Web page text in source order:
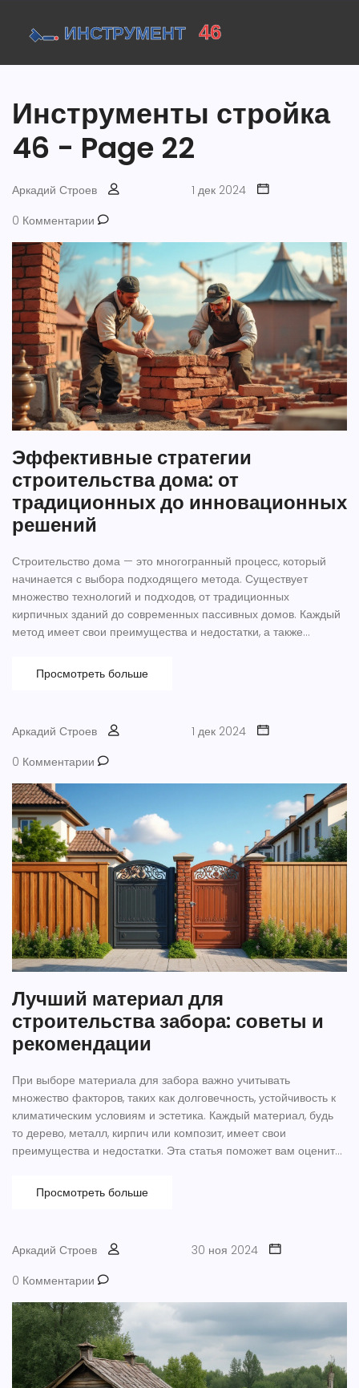
Инструменты стройка
46 - Page 22
Аркадий Строев
1 дек 2024
0 Комментарии
Эффективные стратегии
строительства дома: от
традиционных до инновационных
решений
Строительство дома — это многогранный процесс, который
начинается с выбора подходящего метода. Существует
множество технологий и подходов, от традиционных
кирпичных зданий до современных пассивных домов. Каждый
метод имеет свои преимущества и недостатки, а также
комфорт. Понимание преимуществ различных методов
поможет вам сделать обоснованный выбор и реализовать
Просмотреть больше
Аркадий Строев
1 дек 2024
0 Комментарии
Лучший материал для
строительства забора: советы и
рекомендации
При выборе материала для забора важно учитывать
множество факторов, таких как долговечность, устойчивость к
климатическим условиям и эстетика. Каждый материал, будь
то дерево, металл, кирпич или композит, имеет свои
преимущества и недостатки. Эта статья поможет вам оценить
предложить идеи и советы для строительства забора, который
будет радовать вас долгие годы. Читайте и узнайте, какой
Просмотреть больше
Аркадий Строев
30 ноя 2024
0 Комментарии